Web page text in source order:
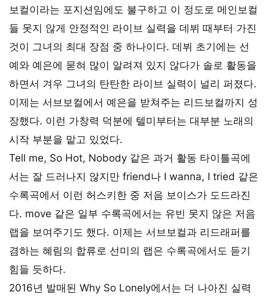
보컬이라는 포지션임에도 불구하고 이 정도로 메인보컬
들 못지 않게 안정적인 라이브 실력을 데뷔 때부터 가진
것이 그녀의 최대 장점 중 하나이다. 데뷔 초기에는 선
예와 예은에 묻혀 많이 알려져 있지 않다가 솔로 활동을
하면서 겨우 그녀의 탄탄한 라이브 실력이 널리 퍼졌다.
이제는 서브보컬에서 예은을 받쳐주는 리드보컬까지 성
장했다. 이런 가창력 덕분에 텔미부터는 대부분 노래의
시작 부분을 맡고 있었다.
Tell me, So Hot, Nobody 같은 과거 활동 타이틀곡에
서는 잘 드러나지 않지만 friend나 I wanna, I tried 같은
수록곡에서 이런 허스키한 중 저음 보이스가 도드라진
다. move 같은 일부 수록곡에서는 유빈 못지 않은 저음
랩을 보여주기도 했다. 이제는 서브보컬과 리드래퍼를
겸하는 혜림의 합류로 선미의 랩은 수록곡에서도 듣기
힘들 듯하다.
2016년 발매된 Why So Lonely에서는 더 나아진 실력